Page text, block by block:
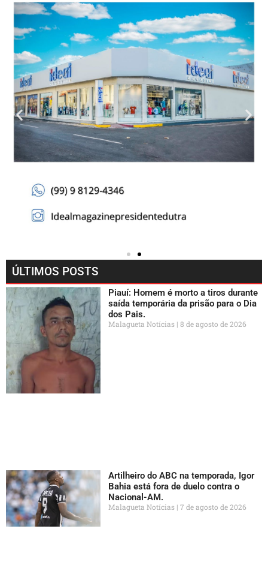
ÚLTIMOS POSTS
Piauí: Homem é morto a tiros durante
saída temporária da prisão para o Dia
dos Pais.
Malagueta Notícias 8 de agosto de 2026
Artilheiro do ABC na temporada, Igor
Bahia está fora de duelo contra o
Nacional-AM.
Malagueta Notícias 7 de agosto de 2026